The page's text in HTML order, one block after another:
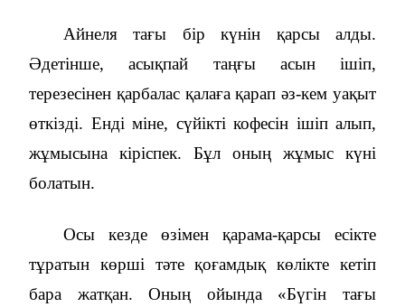
Айнеля тағы бір күнін қарсы алды.
Әдетінше, асықпай таңғы асын ішіп,
терезесінен қарбалас қалаға қарап әз-кем уақыт
өткізді. Енді міне, сүйікті кофесін ішіп алып,
жұмысына кіріспек. Бұл оның жұмыс күні
болатын.
Осы кезде өзімен қарама-қарсы есікте
тұратын көрші тәте қоғамдық көлікте кетіп
бара жатқан. Оның ойында «Бүгін тағы